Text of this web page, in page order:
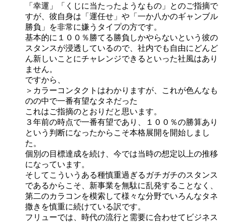
「幸運」「くじに当たったようなもの」とのご指摘で
すが、彼自身は「運任せ」や「一か八かのギャンブル
勝負」を非常に嫌うタイプの方です。
基本的に１００％勝てる勝負しかやらないという彼の
スタンスが浸透しているので、社内でも自由にどんど
ん新しいことにチャレンジできるといった社風はあり
ません。
ですから、
＞カラーコンタクトはわかりますが、これが色んなも
のの中で一番有望なタネだった
これはご指摘のとおりだと思います。
３年前の時点で一番有望であり、１００％の勝算あり
という判断になったからこそ本格展開を開始しまし
た。
個別の目標達成を続け、今では当時の想定以上の推移
になっています。
そしてこういうある種慎重過ぎるガチガチのスタンス
であるからこそ、新事業を無駄に乱発することなく、
第二のカラコンを模索して様々な分野でいろんなタネ
撒きを慎重に続けている訳です。
フリューでは、時代の流行と需要に合わせてビジネス